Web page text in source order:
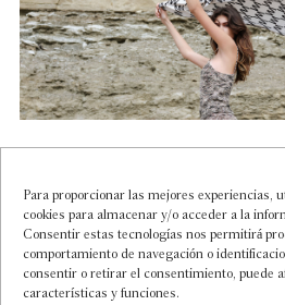
Para proporcionar las mejores experiencias,
cookies para almacenar y/o acceder a la
Consentir estas tecnologías nos permitirá
comportamiento de navegación o
consentir o retirar el consentimiento, puede
características y funciones.
A NN
Un proceso siempre abierto,
búsqueda constante de la
nuestra fuerza